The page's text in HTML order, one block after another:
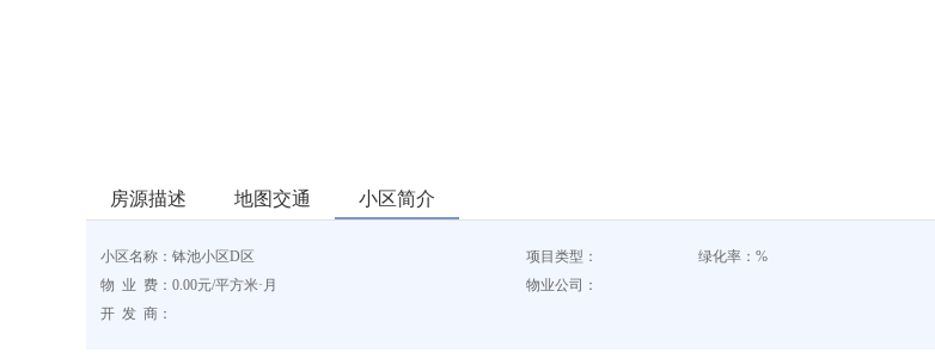
房源描述 地图交通 小区简介
小区名称：钵池小区D区 项目类型：
绿化率：%
物 业 费：0.00元/平方米·月
物业公司：
开 发 商：